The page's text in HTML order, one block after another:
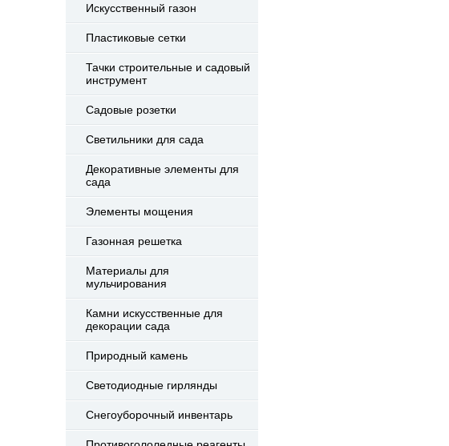
Искусственный газон
Пластиковые сетки
Тачки строительные и садовый
инструмент
Садовые розетки
Светильники для сада
Декоративные элементы для
сада
Элементы мощения
Газонная решетка
Материалы для
мульчирования
Камни искусственные для
декорации сада
Природный камень
Светодиодные гирлянды
Снегоуборочный инвентарь